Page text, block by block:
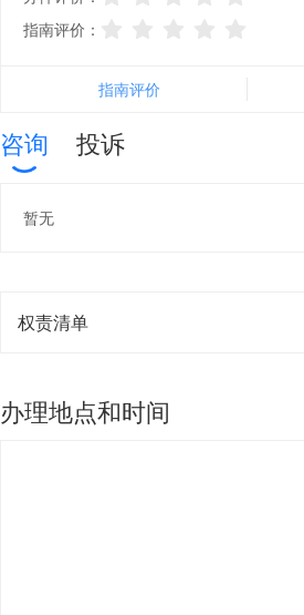
指南评价：
指南评价
咨询 投诉
暂无
权责清单
办理地点和时间